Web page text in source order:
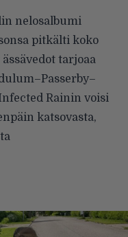
nelosalbumi
pitkälti koko
tarjoaa
Rainin voisi
katsovasta,